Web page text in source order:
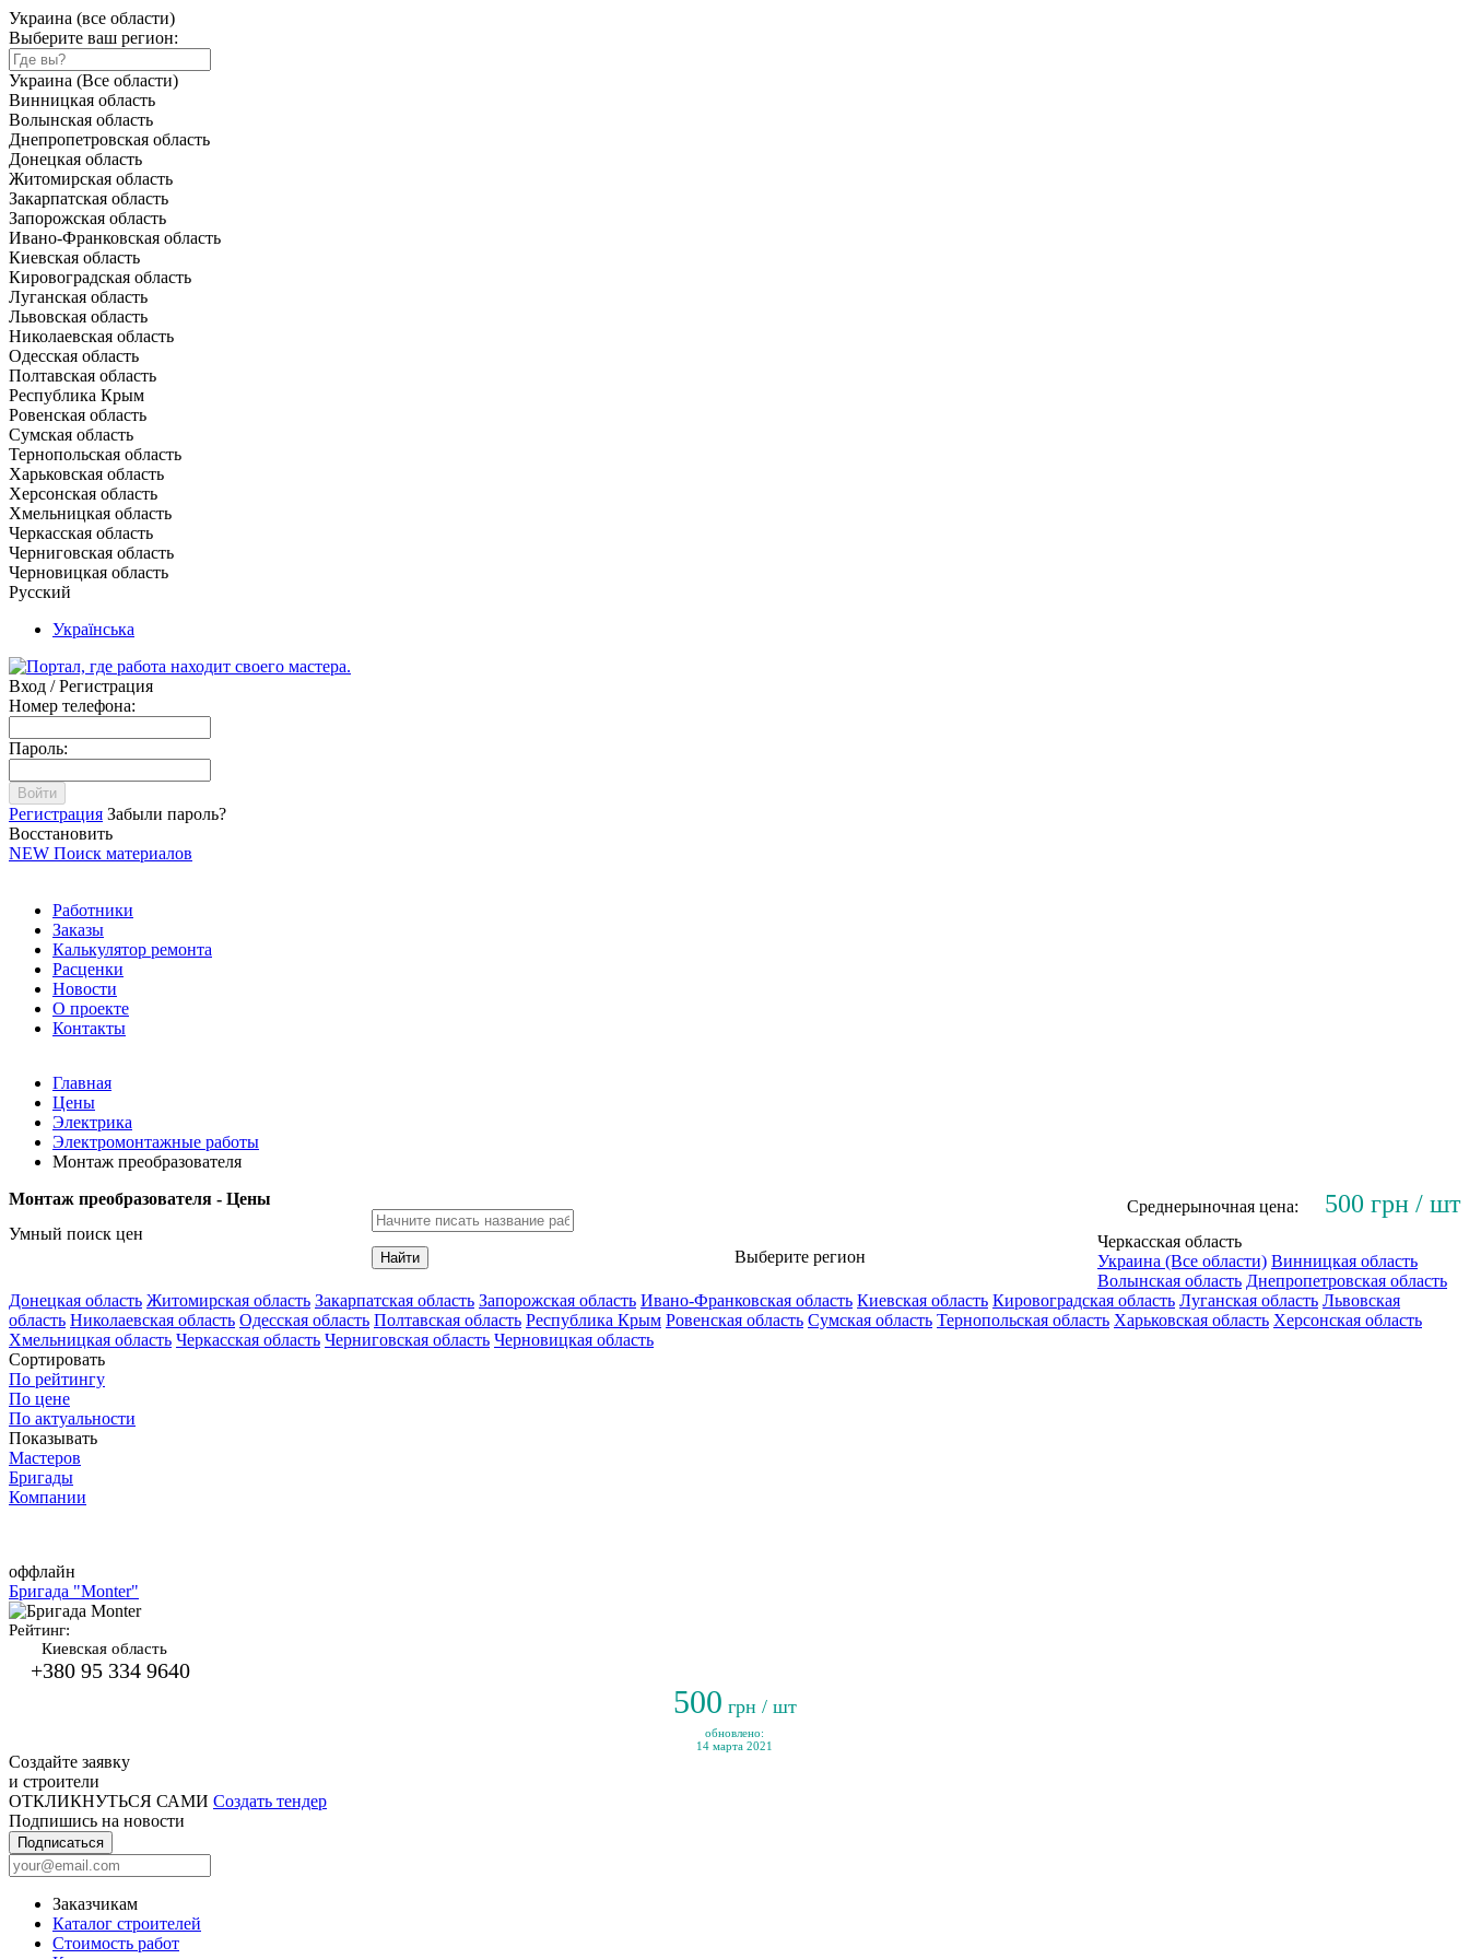
Украина (все области)
Выберите ваш регион:
Украина (Все области)
Винницкая область
Волынская область
Днепропетровская область
Донецкая область
Житомирская область
Закарпатская область
Запорожская область
Ивано-Франковская область
Киевская область
Кировоградская область
Луганская область
Львовская область
Николаевская область
Одесская область
Полтавская область
Республика Крым
Ровенская область
Сумская область
Тернопольская область
Харьковская область
Херсонская область
Хмельницкая область
Черкасская область
Черниговская область
Черновицкая область
Русский
Українська
Вход / Регистрация
Номер телефона:
Пароль:
Войти
Регистрация Забыли пароль?
Восстановить
NEW Поиск материалов
Работники
Заказы
Калькулятор ремонта
Расценки
Новости
О проекте
Контакты
Главная
Цены
Электрика
Электромонтажные работы
Монтаж преобразователя
Монтаж преобразователя - Цены
Среднерыночная цена: 500 грн / шт
Умный поиск цен
Найти Выберите регион
Черкасская область
Украина (Все области) Винницкая область
Волынская область Днепропетровская область
Донецкая область Житомирская область Закарпатская область Запорожская область Ивано-Франковская область Киевская область Кировоградская область Луганская область Львовская
область Николаевская область Одесская область Полтавская область Республика Крым Ровенская область Сумская область Тернопольская область Харьковская область Херсонская область
Хмельницкая область Черкасская область Черниговская область Черновицкая область
Сортировать
По рейтингу
По цене
По актуальности
Показывать
Мастеров
Бригады
Компании
оффлайн
Бригада "Monter"
Рейтинг:
Киевская область
+380 95 334 9640
500 грн / шт
обновлено:
14 марта 2021
Создайте заявку
и строители
ОТКЛИКНУТЬСЯ САМИ Создать тендер
Подпишись на новости
Подписаться
Заказчикам
Каталог строителей
Стоимость работ